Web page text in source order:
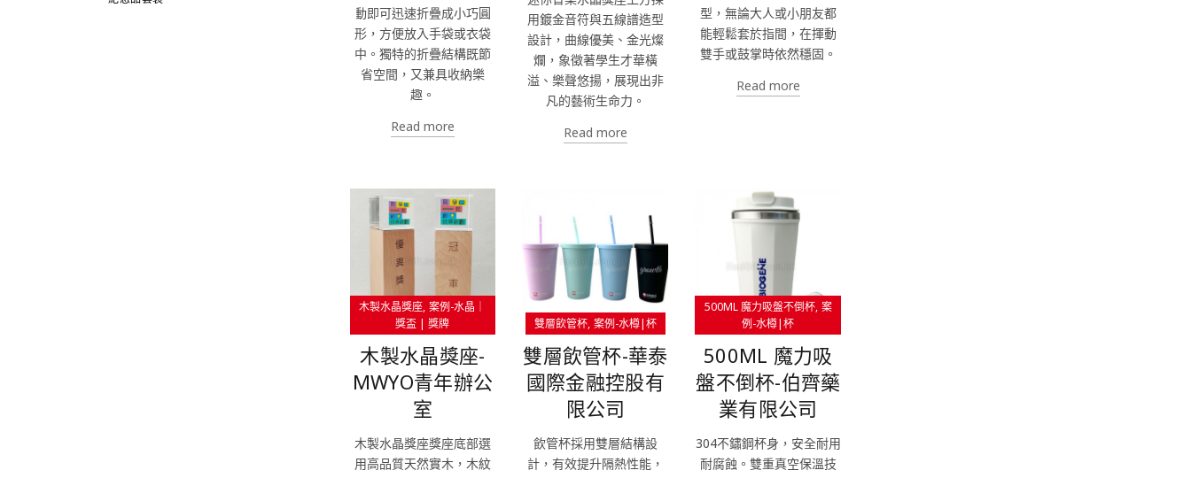
動即可迅速折疊成小巧圓
形，方便放入手袋或衣袋
中。獨特的折疊結構既節
省空間，又兼具收納樂
趣。
Read more
用鍍金音符與五線譜造型
設計，曲線優美、金光燦
爛，象徵著學生才華橫
溢、樂聲悠揚，展現出非
凡的藝術生命力。
Read more
型，無論大人或小朋友都
能輕鬆套於指間，在揮動
雙手或鼓掌時依然穩固。
Read more
木製水晶獎座 案例-水晶｜
獎盃 | 獎牌
木製水晶獎座-
MWYO青年辦公
室
木製水晶獎座獎座底部選
用高品質天然實木，木紋
雙層飲管杯 案例-水樽|杯
雙層飲管杯-華泰
國際金融控股有
限公司
飲管杯採用雙層結構設
計，有效提升隔熱性能，
500ML 魔力吸盤不倒杯 案
例-水樽|杯
500ML 魔力吸
盤不倒杯-伯齊藥
業有限公司
304不鏽鋼杯身，安全耐用
耐腐蝕。雙重真空保溫技